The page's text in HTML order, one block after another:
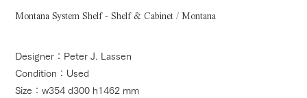
Montana System Shelf - Shelf & Cabinet / Montana
Designer：Peter J. Lassen
Condition：Used
Size：w354 d300 h1462 mm